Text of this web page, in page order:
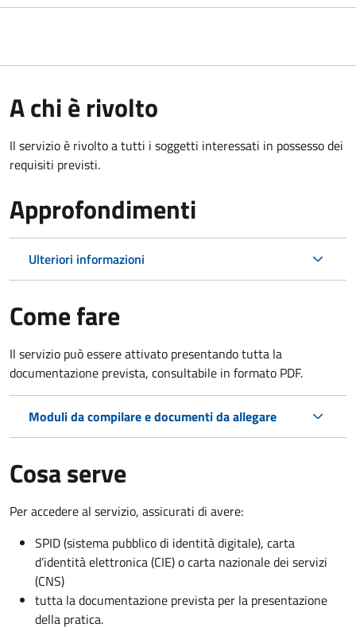
A chi è rivolto
Il servizio è rivolto a tutti i soggetti interessati in possesso dei
requisiti previsti.
Approfondimenti
Ulteriori informazioni
Come fare
Il servizio può essere attivato presentando tutta la
documentazione prevista, consultabile in formato PDF.
Moduli da compilare e documenti da allegare
Cosa serve
Per accedere al servizio, assicurati di avere:
SPID (sistema pubblico di identità digitale), carta
d’identità elettronica (CIE) o carta nazionale dei servizi
(CNS)
tutta la documentazione prevista per la presentazione
della pratica.